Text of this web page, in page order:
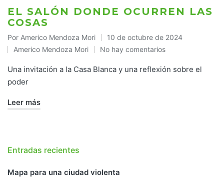
EL SALÓN DONDE OCURREN LAS
COSAS
Publicado
por
Por Americo Mendoza Mori 10 de octubre de 2024
Publicado
en
Americo Mendoza Mori No hay comentarios
Una invitación a la Casa Blanca y una reflexión sobre el
poder
Leer más
Entradas recientes
Mapa para una ciudad violenta